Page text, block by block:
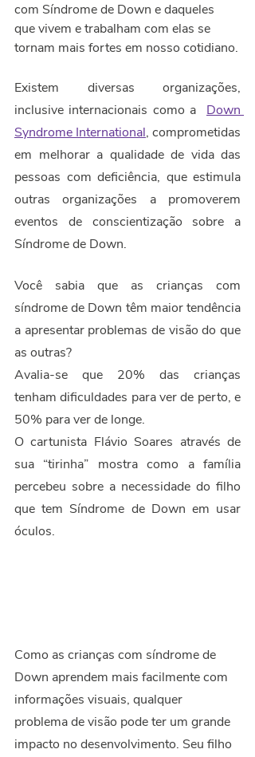
com Síndrome de Down e daqueles
que vivem e trabalham com elas se
tornam mais fortes em nosso cotidiano.
Existem diversas organizações,
inclusive internacionais como a Down
Syndrome International, comprometidas
em melhorar a qualidade de vida das
pessoas com deficiência, que estimula
outras organizações a promoverem
eventos de conscientização sobre a
Síndrome de Down.
Você sabia que as crianças com
síndrome de Down têm maior tendência
a apresentar problemas de visão do que
as outras?
Avalia-se que 20% das crianças
tenham dificuldades para ver de perto, e
50% para ver de longe.
O cartunista Flávio Soares através de
sua “tirinha” mostra como a família
percebeu sobre a necessidade do filho
que tem Síndrome de Down em usar
óculos.
Como as crianças com síndrome de
Down aprendem mais facilmente com
informações visuais, qualquer
problema de visão pode ter um grande
impacto no desenvolvimento. Seu filho